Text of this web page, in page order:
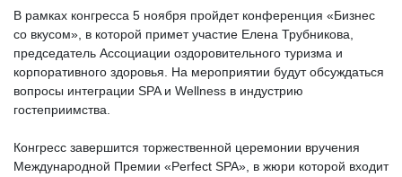
В рамках конгресса 5 ноября пройдет конференция «Бизнес
со вкусом», в которой примет участие Елена Трубникова,
председатель Ассоциации оздоровительного туризма и
корпоративного здоровья. На мероприятии будут обсуждаться
вопросы интеграции SPA и Wellness в индустрию
гостеприимства.
Конгресс завершится торжественной церемонии вручения
Международной Премии «Perfect SPA», в жюри которой входит